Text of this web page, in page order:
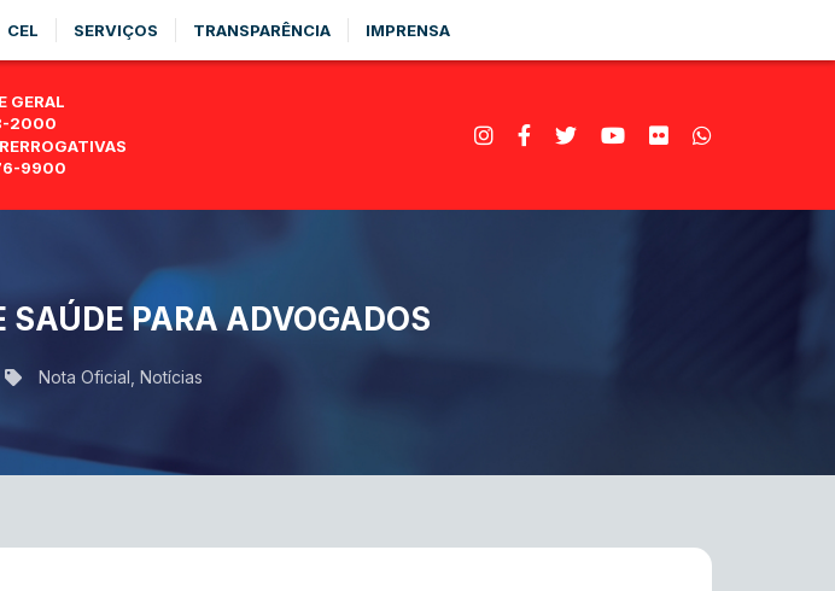
CEL SERVIÇOS TRANSPARÊNCIA IMPRENSA
GERAL
2000
9900
PARA ADVOGADOS
Nota Oficial Notícias